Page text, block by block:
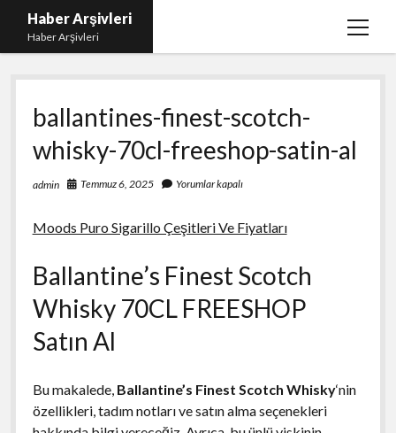
Haber Arşivleri
Haber Arşivleri
menüyü
Liste
Sayfa Listesi
Ücretsiz Tiktok Takipçi Çoğaltma
YouTube’da Nasıl Abone Kazanılır
ballantines-finest-scotch-
whisky-70cl-freeshop-satin-al
admin Temmuz 6, 2025 Yorumlar kapalı
Moods Puro Sigarillo Çeşitleri Ve Fiyatları
Ballantine’s Finest Scotch
Whisky 70CL FREESHOP
Satın Al
Bu makalede, Ballantine’s Finest Scotch Whisky‘nin
özellikleri, tadım notları ve satın alma seçenekleri